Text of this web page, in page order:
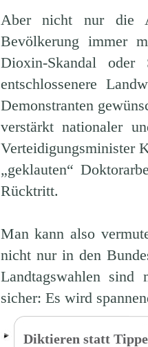
Aber nicht nur die
Bevölkerung immer
Dioxin-Skandal
entschlossenere
Demonstranten
verstärkt nationaler
Verteidigungsminister
„geklauten“
Rücktritt.
Man kann also
nicht nur in den
Landtagswahlen sind
sicher: Es wird
Diktieren statt